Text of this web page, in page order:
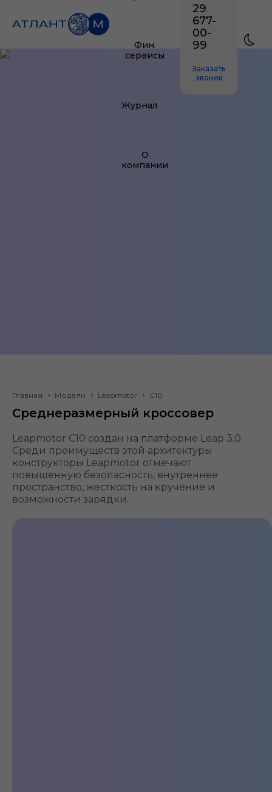
Фин.
сервисы
Журнал
О
компании
29
677-
00-
99
Заказать
звонок
Кроссовер
EV,
231
л.с.
Задний
52,9 /
69,9
кВт·ч
410
/
530
Главная Модели Leapmotor C10
Среднеразмерный кроссовер
Leapmotor С10 создан на платформе Leap 3.0.
Среди преимуществ этой архитектуры
конструкторы Leapmotor отмечают
повышенную безопасность, внутреннее
пространство, жесткость на кручение и
возможности зарядки.